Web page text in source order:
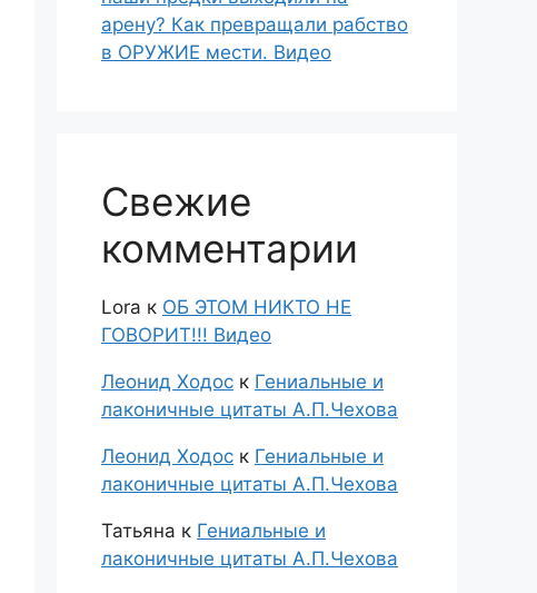
арену? Как превращали рабство
в ОРУЖИЕ мести. Видео
Свежие
комментарии
Lora к ОБ ЭТОМ НИКТО НЕ
ГОВОРИТ!!! Видео
Леонид Ходос к Гениальные и
лаконичные цитаты А.П.Чехова
Леонид Ходос к Гениальные и
лаконичные цитаты А.П.Чехова
Татьяна к Гениальные и
лаконичные цитаты А.П.Чехова